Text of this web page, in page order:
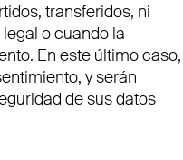
transferidos, ni
o cuando la
En este último caso,
y serán
de sus datos